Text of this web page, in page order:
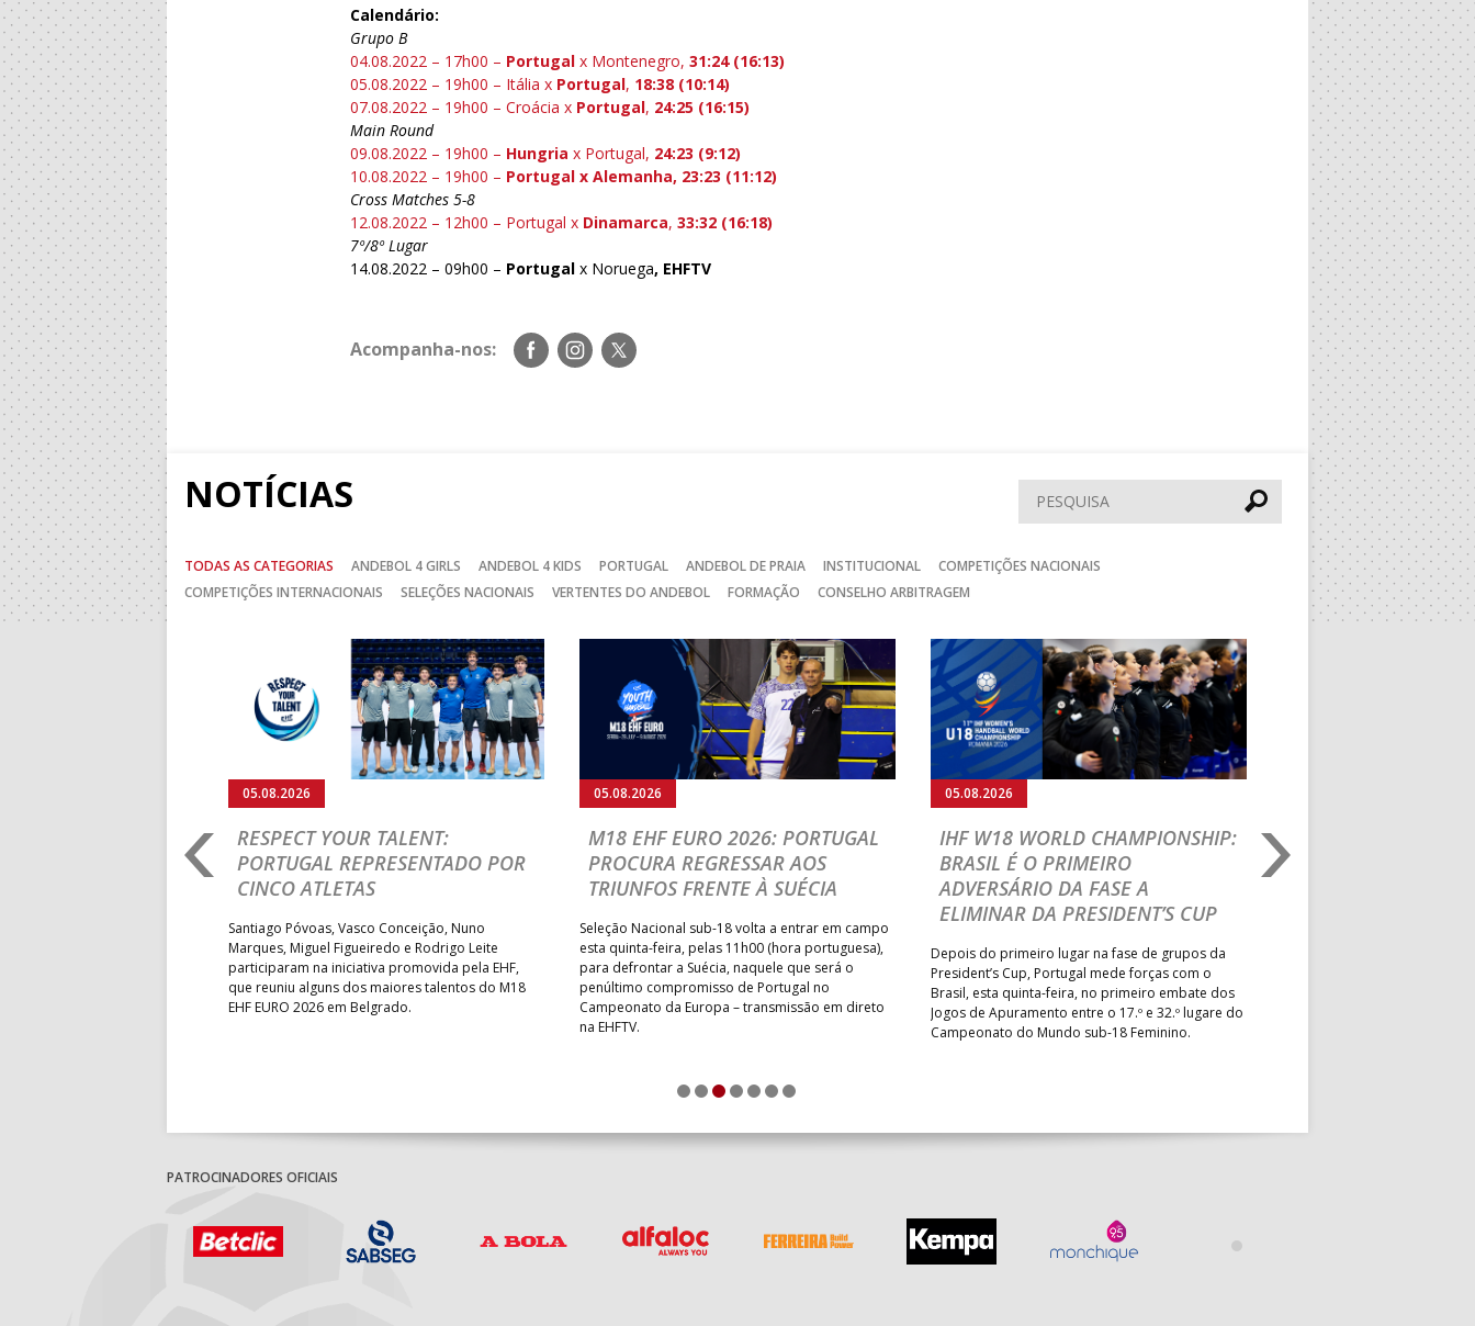
Calendário:
Grupo B
04.08.2022 – 17h00 – Portugalx Montenegro,31:24 (16:13)
05.08.2022 – 19h00 – Itália x Portugal, 18:38 (10:14)
07.08.2022 – 19h00 – Croácia x Portugal, 24:25 (16:15)
Main Round
09.08.2022 – 19h00 – Hungriax Portugal, 24:23 (9:12)
10.08.2022 – 19h00 – Portugal x Alemanha, 23:23 (11:12)
Cross Matches 5-8
12.08.2022 – 12h00 – Portugal x Dinamarca, 33:32 (16:18)
7º/8º Lugar
14.08.2022 – 09h00 – Portugal x Noruega, EHFTV
Acompanha-nos:
Siga-
nos
Siga-
nos
Siga-
nos
NOTÍCIAS Pesquisar
TODAS AS CATEGORIAS ANDEBOL 4 GIRLS ANDEBOL 4 KIDS PORTUGAL ANDEBOL DE PRAIA INSTITUCIONAL
COMPETIÇÕES NACIONAIS
COMPETIÇÕES INTERNACIONAIS
SELEÇÕES NACIONAIS VERTENTES DO ANDEBOL FORMAÇÃO CONSELHO ARBITRAGEM
05.08.2026
RESPECT YOUR TALENT:
PORTUGAL REPRESENTADO POR
CINCO ATLETAS
Santiago Póvoas, Vasco Conceição, Nuno
Marques, Miguel Figueiredo e Rodrigo Leite
participaram na iniciativa promovida pela EHF,
que reuniu alguns dos maiores talentos do M18
EHF EURO 2026 em Belgrado.
05.08.2026
M18 EHF EURO 2026: PORTUGAL
PROCURA REGRESSAR AOS
TRIUNFOS FRENTE À SUÉCIA
Seleção Nacional sub-18 volta a entrar em campo
esta quinta-feira, pelas 11h00 (hora portuguesa),
para defrontar a Suécia, naquele que será o
penúltimo compromisso de Portugal no
Campeonato da Europa – transmissão em direto
na EHFTV.
05.08.2026
IHF W18 WORLD CHAMPIONSHIP:
BRASIL É O PRIMEIRO
ADVERSÁRIO DA FASE A
ELIMINAR DA PRESIDENT’S CUP
Depois do primeiro lugar na fase de grupos da
President’s Cup, Portugal mede forças com o
Brasil, esta quinta-feira, no primeiro embate dos
Jogos de Apuramento entre o 17.º e 32.º lugare do
Campeonato do Mundo sub-18 Feminino.
Seguinte
1 2 3 4 5 6 7
PATROCINADORES OFICIAIS